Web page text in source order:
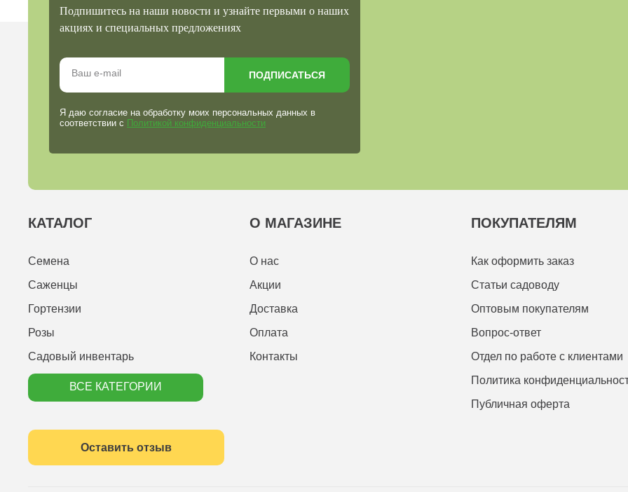
Подпишитесь на наши новости и узнайте первыми о наших
акциях и специальных предложениях
Я даю согласие на обработку моих персональных данных в
соответствии с Политикой конфиденциальности
ПОДПИСАТЬСЯ
КАТАЛОГ
Семена
Саженцы
Гортензии
Розы
Садовый инвентарь
ВСЕ КАТЕГОРИИ
О МАГАЗИНЕ
О нас
Акции
Доставка
Оплата
Контакты
ПОКУПАТЕЛЯМ
Как оформить заказ
Статьи садоводу
Оптовым покупателям
Вопрос-ответ
Отдел по работе с клиентами
Политика
Публичная оферта
Оставить отзыв